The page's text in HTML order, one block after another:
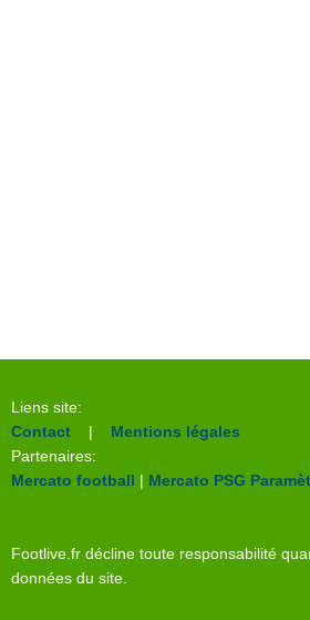
Liens site:
Contact | Mentions légales
Partenaires:
Mercato football | Mercato PSG
Footlive.fr décline toute responsabilité
données du site.